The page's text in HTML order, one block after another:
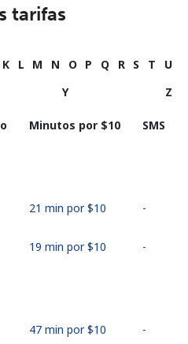
tarifas
K L M N O P Q R S T
U
Y Z
Minutos por ⁦$10⁩ SMS
21 min por ⁦$10⁩ -
19 min por ⁦$10⁩ -
47 min por ⁦$10⁩ -